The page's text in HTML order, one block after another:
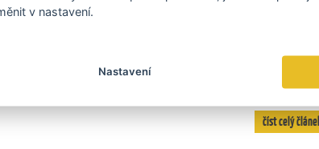
Chile
plánuje Chile dosáhnout za spoluúčasti zahraničních
Díky příhodným podnebným podmínkám má
obnovitelné energie, především solární a větrné.
investice do výroby energie z OZE. Větší role…
číst celý
v nastavení.
Nastavení